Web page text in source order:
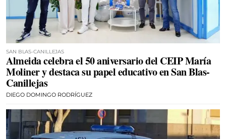
SAN BLAS-CANILLEJAS
Almeida celebra el 50 aniversario del CEIP María
Moliner y destaca su papel educativo en San Blas-
Canillejas
DIEGO DOMINGO RODRÍGUEZ